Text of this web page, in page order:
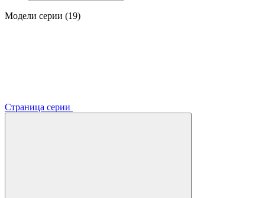
Модели серии (19)
Страница серии